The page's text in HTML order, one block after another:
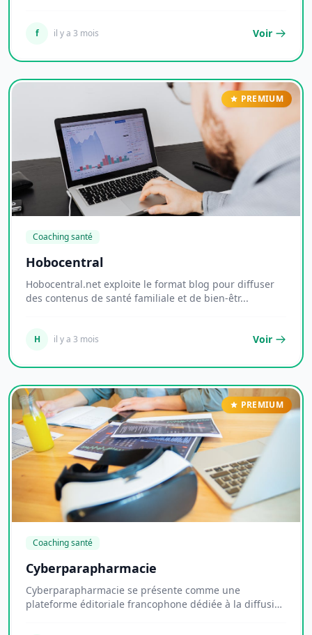
f il y a 3 mois Voir
PREMIUM
Coaching santé
Hobocentral
Hobocentral.net exploite le format blog pour diffuser
des contenus de santé familiale et de bien-êtr...
H il y a 3 mois Voir
PREMIUM
Coaching santé
Cyberparapharmacie
Cyberparapharmacie se présente comme une
plateforme éditoriale francophone dédiée à la diffusion